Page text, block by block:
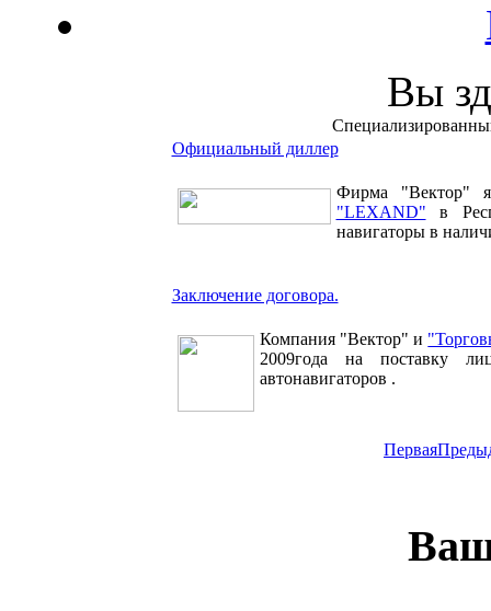
Вы
Официальный диллер
Фирма "Вектор"
"LEXAND" в
навигаторы в
Заключение договора.
Компания "Вектор" и
2009года на поставку
автонавигаторов .
Первая